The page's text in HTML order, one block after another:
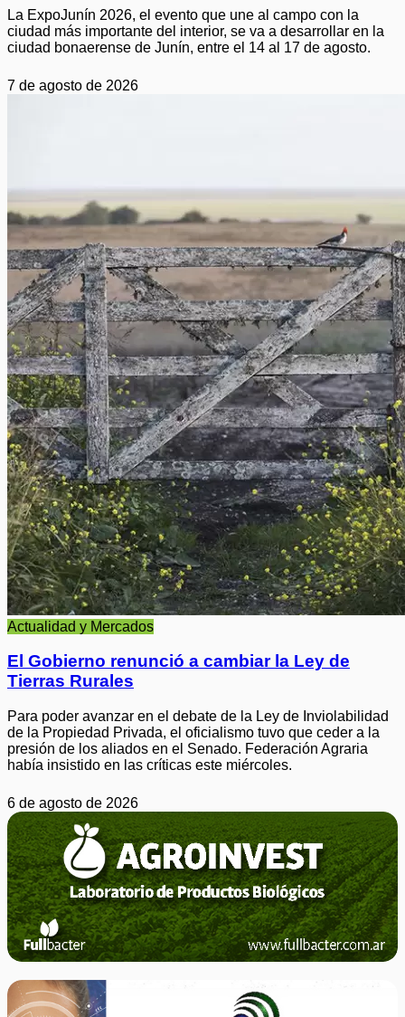
La ExpoJunín 2026, el evento que une al campo con la
ciudad más importante del interior, se va a desarrollar en la
ciudad bonaerense de Junín, entre el 14 al 17 de agosto.
7 de agosto de 2026
Actualidad y Mercados
El Gobierno renunció a cambiar la Ley de
Tierras Rurales
Para poder avanzar en el debate de la Ley de Inviolabilidad
de la Propiedad Privada, el oficialismo tuvo que ceder a la
presión de los aliados en el Senado. Federación Agraria
había insistido en las críticas este miércoles.
6 de agosto de 2026